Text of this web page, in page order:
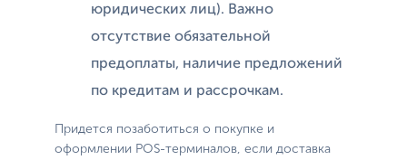
юридических лиц). Важно
отсутствие обязательной
предоплаты, наличие предложений
по кредитам и рассрочкам.
Придется позаботиться о покупке и
оформлении POS-терминалов, если доставка